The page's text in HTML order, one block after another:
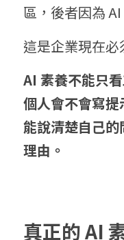
區，後者因為
這是企業現在必
AI 素養不能只
個人會不會寫
能說清楚自己
理由。
真正的 AI